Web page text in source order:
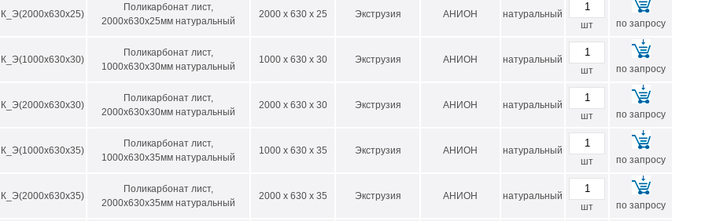
к самозатуханию
форм и размеров
спаиваться
использования
промышленность
Поликарбонат лист,
2000х630х25мм натуральный
2000 x 630 x 25 Экструзия АНИОН
натуральный
шт
по запросу
Поликарбонат лист,
1000х630х30мм натуральный
1000 x 630 x 30 Экструзия АНИОН
натуральный
шт
по запросу
Поликарбонат лист,
2000х630х30мм натуральный
2000 x 630 x 30 Экструзия АНИОН
натуральный
шт
по запросу
Поликарбонат лист,
1000х630х35мм натуральный
1000 x 630 x 35 Экструзия АНИОН
натуральный
шт
по запросу
Поликарбонат лист,
2000х630х35мм натуральный
2000 x 630 x 35 Экструзия АНИОН
натуральный
шт
по запросу